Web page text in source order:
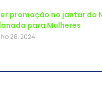
promoção no jantar do
para Mulheres
28, 2024